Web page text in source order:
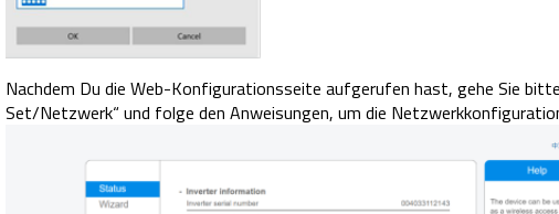
Nachdem Du die Web-Konfigurationsseite aufgerufen hast, gehe Sie
Set/Netzwerk“ und folge den Anweisungen, um die